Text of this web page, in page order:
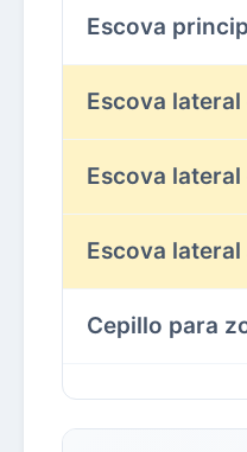
Escova
Escova
Escova
Escova
Cepillo para